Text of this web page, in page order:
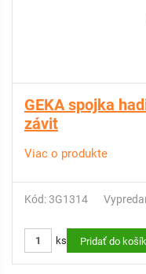
GEKA spojka
závit
Viac o produkte
Kód: 3G1314
ks Pridať do